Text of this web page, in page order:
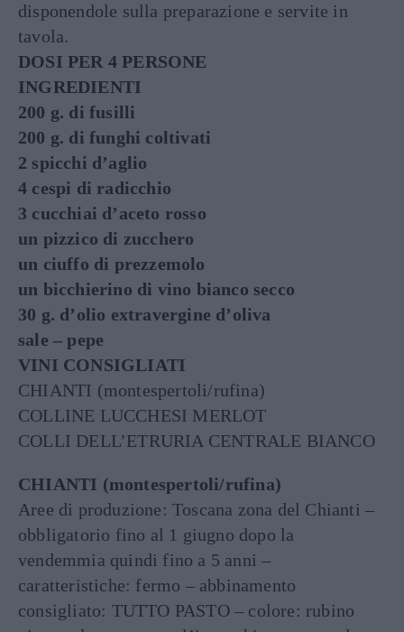
disponendole sulla preparazione e servite in
tavola.
DOSI PER 4 PERSONE
INGREDIENTI
200 g. di fusilli
200 g. di funghi coltivati
2 spicchi d’aglio
4 cespi di radicchio
3 cucchiai d’aceto rosso
un pizzico di zucchero
un ciuffo di prezzemolo
un bicchierino di vino bianco secco
30 g. d’olio extravergine d’oliva
sale – pepe
VINI CONSIGLIATI
CHIANTI (montespertoli/rufina)
COLLINE LUCCHESI MERLOT
COLLI DELL’ETRURIA CENTRALE BIANCO
CHIANTI (montespertoli/rufina)
Aree di produzione: Toscana zona del Chianti –
obbligatorio fino al 1 giugno dopo la
vendemmia quindi fino a 5 anni –
caratteristiche: fermo – abbinamento
consigliato: TUTTO PASTO – colore: rubino